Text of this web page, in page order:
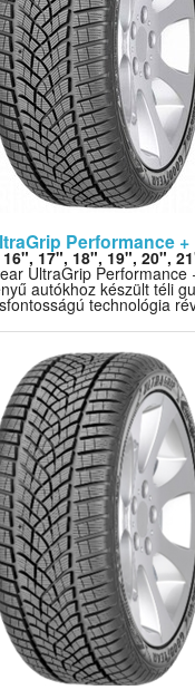
Performance +
17", 18", 19", 20",
UltraGrip Performance
autókhoz készült téli
technológia